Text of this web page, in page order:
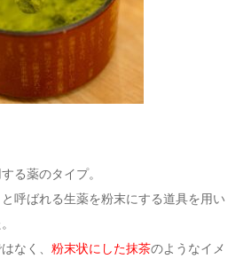
る薬のタイプ。
呼ばれる生薬を粉末にする道具を用い
なく、粉末状にした抹茶のようなイメ